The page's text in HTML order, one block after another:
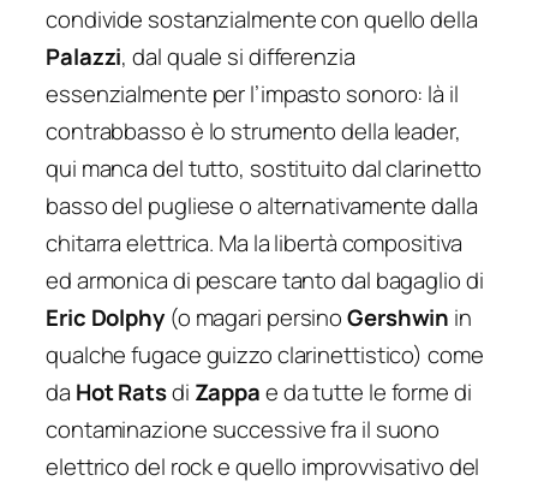
condivide sostanzialmente con quello della
Palazzi, dal quale si differenzia
essenzialmente per l’impasto sonoro: là il
contrabbasso è lo strumento della leader,
qui manca del tutto, sostituito dal clarinetto
basso del pugliese o alternativamente dalla
chitarra elettrica. Ma la libertà compositiva
ed armonica di pescare tanto dal bagaglio di
Eric Dolphy(o magari persinoGershwin in
qualche fugace guizzo clarinettistico) come
da Hot Ratsdi Zappae da tutte le forme di
contaminazione successive fra il suono
elettrico del rock e quello improvvisativo del